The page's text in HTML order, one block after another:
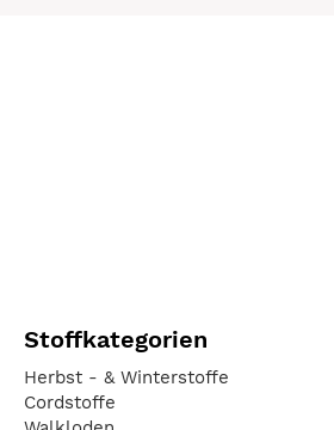
Stoffkategorien
Herbst - & Winterstoffe
Cordstoffe